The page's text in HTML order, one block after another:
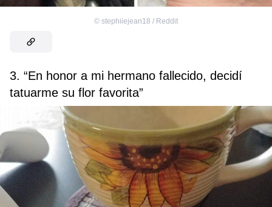
© stephiiejean18 / Reddit
3. “En honor a mi hermano fallecido, decidí
tatuarme su flor favorita”